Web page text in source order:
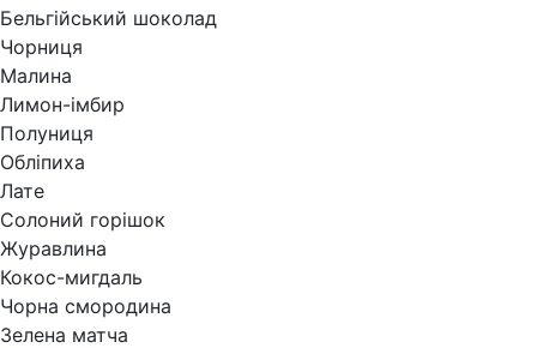
Бельгійський шоколад
Чорниця
Малина
Лимон-імбир
Полуниця
Обліпиха
Лате
Солоний горішок
Журавлина
Кокос-мигдаль
Чорна смородина
Зелена матча